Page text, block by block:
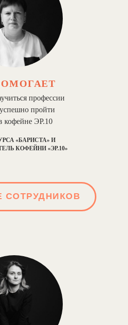
профессии
пройти
кофейне ЭР.10
«БАРИСТА» И
КОФЕЙНИ «ЭР.10»
СОТРУДНИКОВ